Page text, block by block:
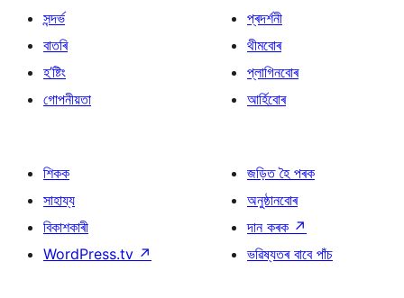
সন্দৰ্ভ
বাতৰি
হ’ষ্টিং
গোপনীয়তা
প্ৰদৰ্শনী
থীমবোৰ
প্লাগিনবোৰ
আৰ্হিবোৰ
শিকক
সাহায্য
বিকাশকাৰী
WordPress.tv ↗
জড়িত হৈ পৰক
অনুষ্ঠানবোৰ
দান কৰক ↗
ভৱিষ্যতৰ বাবে পাঁচ